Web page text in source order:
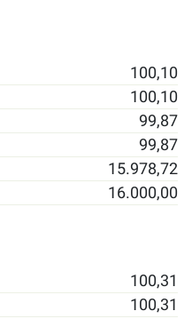
100,10
100,10
99,87
99,87
15.978,72
16.000,00
100,31
100,31